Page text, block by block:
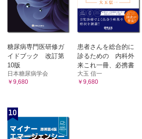
糖尿病専門医研修ガ
イドブック 改訂第
10版
日本糖尿病学会
￥9,680
患者さんを総合的に
診るための 内科外
来これ一冊、必携書
大玉 信一
￥9,680
10